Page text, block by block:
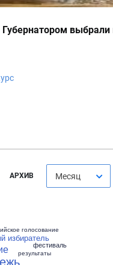
выбрали
АРХИВ Месяц
избиратель
голосование
результаты
фестиваль